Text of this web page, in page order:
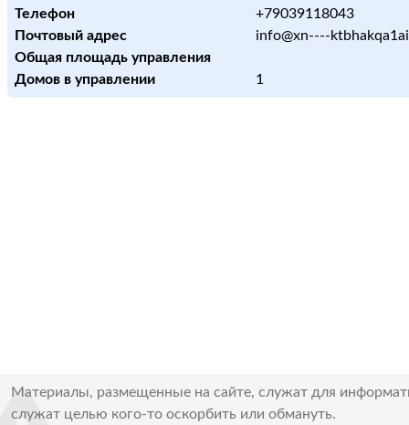
Телефон
+79039118043
Почтовый адрес
info@xn----
Общая площадь управления
Домов в управлении
1
Материалы, размещенные на сайте, служат для
служат целью кого-то оскорбить или обмануть.